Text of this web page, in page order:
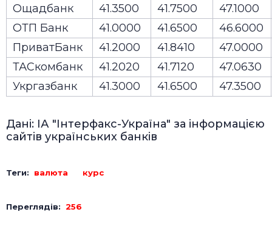
Ощадбанк 41.3500 41.7500
47.1000
ОТП Банк
41.0000 41.6500
46.6000
ПриватБанк
41.2000 41.8410
47.0000
ТАСкомбанк
41.2020 41.7120
47.0630
Укргазбанк
41.3000 41.6500 47.3500
Дані: ІА "Інтерфакс-Україна" за інформацією
сайтів українських банків
Теги: валюта курс
Переглядів: 256